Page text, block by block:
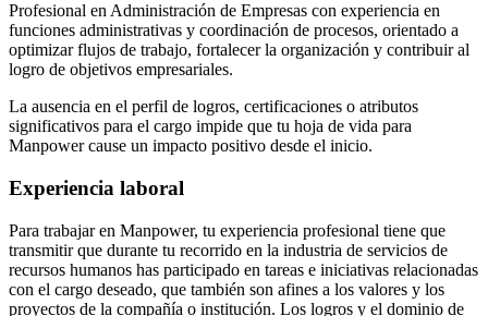
Profesional en Administración de Empresas con experiencia en
funciones administrativas y coordinación de procesos, orientado a
optimizar flujos de trabajo, fortalecer la organización y contribuir al
logro de objetivos empresariales.
La ausencia en el perfil de logros, certificaciones o atributos
significativos para el cargo impide que tu hoja de vida para
Manpower cause un impacto positivo desde el inicio.
Experiencia laboral
Para trabajar en Manpower, tu experiencia profesional tiene que
transmitir que durante tu recorrido en la industria de servicios de
recursos humanos has participado en tareas e iniciativas relacionadas
con el cargo deseado, que también son afines a los valores y los
proyectos de la compañía o institución. Los logros y el dominio de